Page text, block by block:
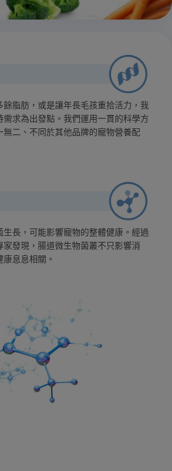
餘脂肪，或是讓年長毛孩重拾活力，我
求為出發點。我們運用一貫的科學方
無二、不同於其他品牌的寵物營養配
生長，可能影響寵物的整體健康。經過
家發現，腸道微生物菌叢不只影響消
息息相關。